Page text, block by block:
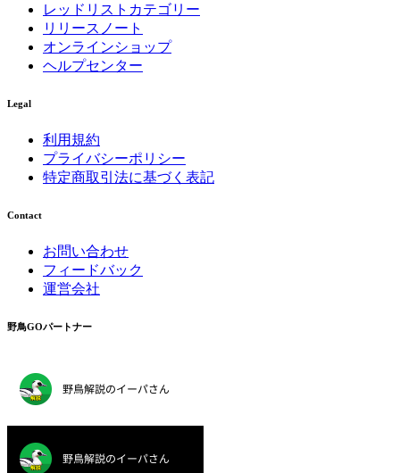
レッドリストカテゴリー
リリースノート
オンラインショップ
ヘルプセンター
Legal
利用規約
プライバシーポリシー
特定商取引法に基づく表記
Contact
お問い合わせ
フィードバック
運営会社
野鳥GOパートナー